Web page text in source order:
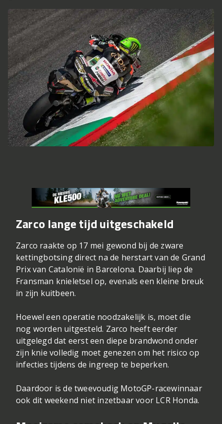
Zarco lange tijd uitgeschakeld
Zarco raakte op 17 mei gewond bij de zware
kettingbotsing direct na de herstart van de Grand
Prix van Catalonië in Barcelona. Daarbij liep de
Fransman knieletsel op, evenals een kleine breuk
in zijn kuitbeen.
Hoewel een operatie noodzakelijk is, moet die
nog worden uitgesteld. Zarco heeft eerder
uitgelegd dat eerst een diepe brandwond onder
zijn knie volledig moet genezen om het risico op
infecties tijdens de ingreep te beperken.
Daardoor is de tweevoudig MotoGP-racewinnaar
ook dit weekend niet inzetbaar voor LCR Honda.